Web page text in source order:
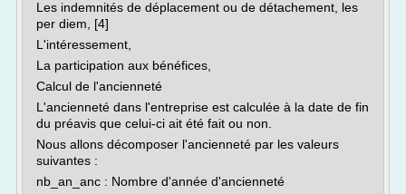
Les indemnités de déplacement ou de détachement, les
per diem, [4]
L'intéressement,
La participation aux bénéfices,
Calcul de l'ancienneté
L'ancienneté dans l'entreprise est calculée à la date de fin
du préavis que celui-ci ait été fait ou non.
Nous allons décomposer l'ancienneté par les valeurs
suivantes :
nb_an_anc : Nombre d'année d'ancienneté